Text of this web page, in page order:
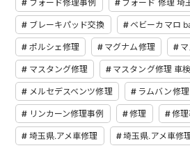
フォード修理事例 フォード 修理 埼
ブレーキパッド交換 ベビーカマロ
ポルシェ修理 マグナム修理
マスタング修理 マスタング修理 車
メルセデスベンツ修理 ラムバン修理
リンカーン修理事例 修理 修理
埼玉県.アメ車修理 埼玉県.アメ車修